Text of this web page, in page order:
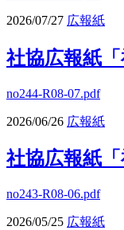
2026/07/27 広報紙
社協広報紙
no244-R08-07.pdf
2026/06/26 広報紙
社協広報紙
no243-R08-06.pdf
2026/05/25 広報紙